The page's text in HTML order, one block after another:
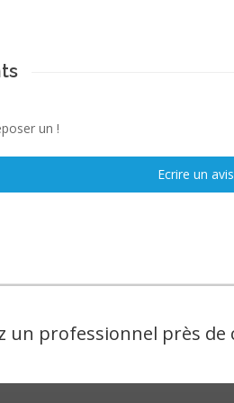
un !
Ecrire un avis
un professionnel près de